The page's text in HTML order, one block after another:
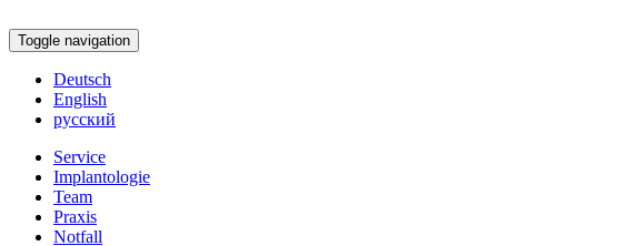
Toggle navigation
Deutsch
English
русский
Service
Implantologie
Team
Praxis
Notfall